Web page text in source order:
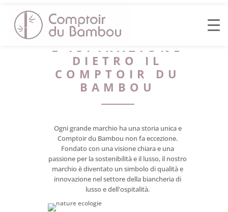
L'ISPIRAZIONE
DIETRO IL
COMPTOIR DU
BAMBOU
Ogni grande marchio ha una storia unica e
Comptoir du Bambou non fa eccezione.
Fondato con una visione chiara e una
passione per la sostenibilità e il lusso, il nostro
marchio è diventato un simbolo di qualità e
innovazione nel settore della biancheria di
lusso e dell'ospitalità.